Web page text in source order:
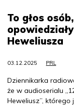
To głos
Heweliusza
03.12.2025 PRL
Dziennikarka
że w audioserialu
Heweliusz”,